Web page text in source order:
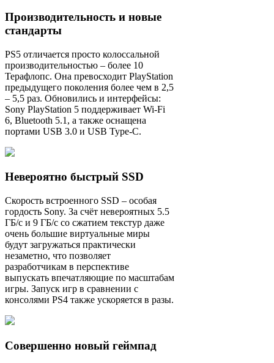
Производительность и новые
стандарты
PS5 отличается просто колоссальной
производительностью – более 10
Терафлопс. Она превосходит PlayStation
предыдущего поколения более чем в 2,5
– 5,5 раз. Обновились и интерфейсы:
Sony PlayStation 5 поддерживает Wi-Fi
6, Bluetooth 5.1, а также оснащена
портами USB 3.0 и USB Type-C.
Невероятно быстрый SSD
Скорость встроенного SSD – особая
гордость Sony. За счёт невероятных 5.5
ГБ/с и 9 ГБ/с со сжатием текстур даже
очень большие виртуальные миры
будут загружаться практически
незаметно, что позволяет
разработчикам в перспективе
выпускать впечатляющие по масштабам
игры. Запуск игр в сравнении с
консолями PS4 также ускоряется в разы.
Совершенно новый геймпад